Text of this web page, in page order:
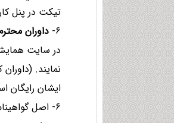
تیکت در پنل کاربری 2-ارسال پیامک به شماره موبایل کارشناس دبیرخانه
6- داوران
در سایت
نمایند.
ایشان رایگان